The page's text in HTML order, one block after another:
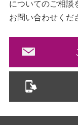
についてのご相談
お問い合わせくだ
ご